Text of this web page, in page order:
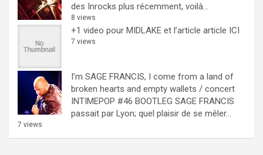
des Inrocks plus récemment, voilà...
8 views
+1 video pour MIDLAKE et l’article article ICI
7 views
I’m SAGE FRANCIS, I come from a land of
broken hearts and empty wallets / concert
INTIMEPOP #46 BOOTLEG SAGE FRANCIS
passait par Lyon; quel plaisir de se mêler...
7 views